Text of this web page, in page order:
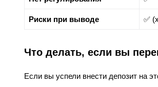
Риски при выводе ✅
Что делать, если вы
Если вы успели внести депозит на